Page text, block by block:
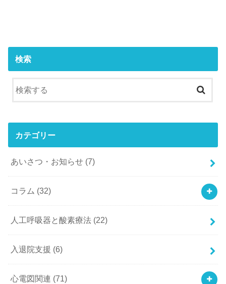
検索
カテゴリー
あいさつ・お知らせ (7)
コラム (32)
人工呼吸器と酸素療法 (22)
入退院支援 (6)
心電図関連 (71)